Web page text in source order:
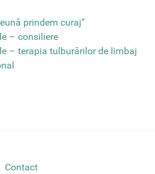
prindem curaj”
– consiliere
– terapia tulburărilor de limbaj
Contact